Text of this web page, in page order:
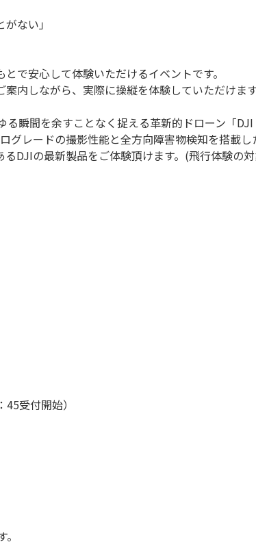
ない」
で安心して体験いただけるイベントです。
内しながら、実際に操縦を体験していただけます
る瞬間を余すことなく捉える革新的ドローン「
グレードの撮影性能と全方向障害物検知を搭載
DJIの最新製品をご体験頂けます。(飛行体験の
受付開始）